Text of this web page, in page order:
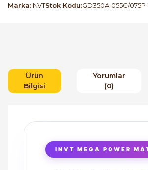
Marka INVTStok Kodu GD350A-055G/
Ürün
Bilgisi
Yorumlar
(0)
INVT MEGA POWER